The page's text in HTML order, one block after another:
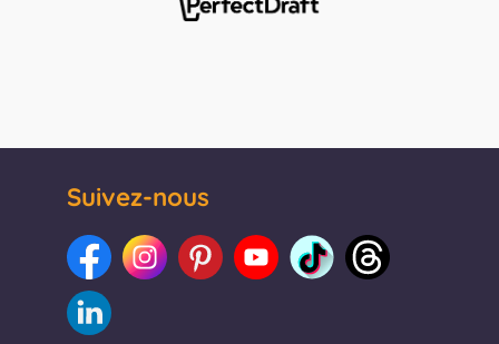
Suivez-nous